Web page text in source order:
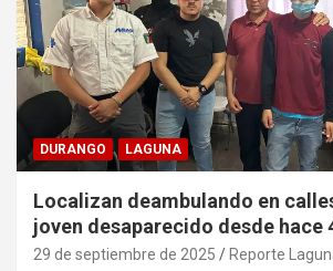
DURANGO LAGUNA
Localizan deambulando en
joven desaparecido desde hace
29 de septiembre de 2025 Reporte